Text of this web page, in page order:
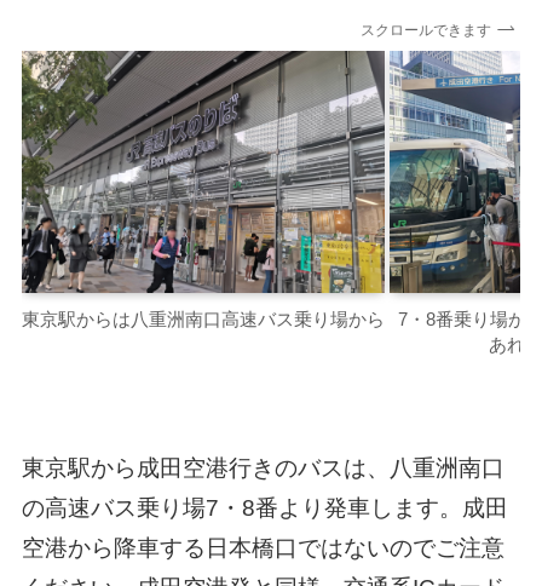
スクロールできます
東京駅からは八重洲南口高速バス乗り場から
7・8番乗り場か
あれ
東京駅から成田空港行きのバスは、八重洲南口
の高速バス乗り場7・8番より発車します。成田
空港から降車する日本橋口ではないのでご注意